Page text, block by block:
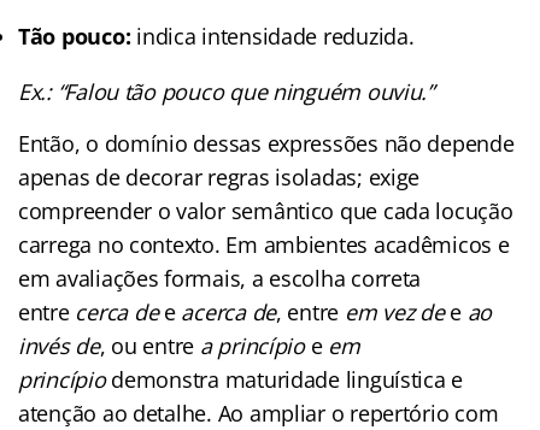
Tão pouco: indica intensidade reduzida.
Ex.: “Falou tão pouco que ninguém ouviu.”
Então, o domínio dessas expressões não depende
apenas de decorar regras isoladas; exige
compreender o valor semântico que cada locução
carrega no contexto. Em ambientes acadêmicos e
em avaliações formais, a escolha correta
entre cerca dee acerca de, entre em vez dee ao
invés de, ou entre a princípioe em
princípiodemonstra maturidade linguística e
atenção ao detalhe. Ao ampliar o repertório com